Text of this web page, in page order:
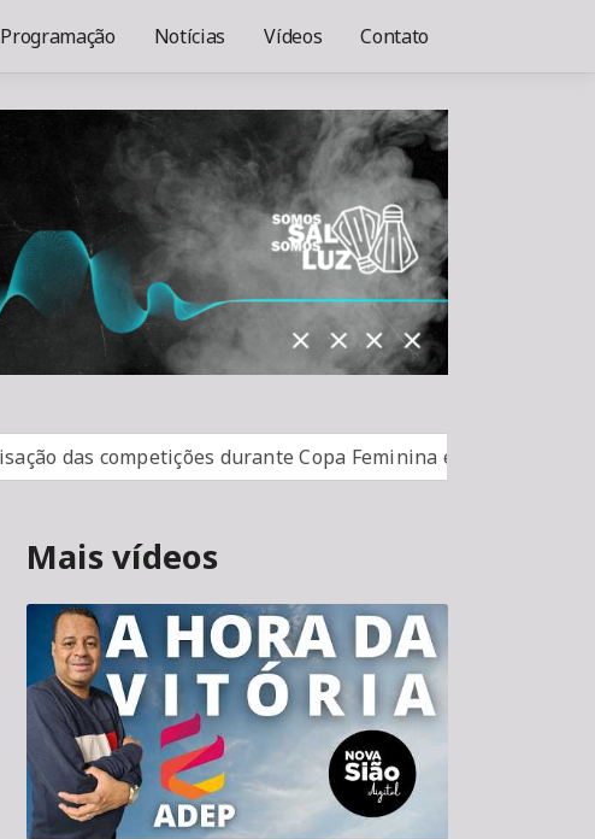
Programação Notícias Vídeos Contato
competições durante Copa Feminina em 2027
Mais vídeos